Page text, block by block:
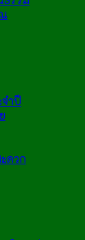
ำปี
ดวก